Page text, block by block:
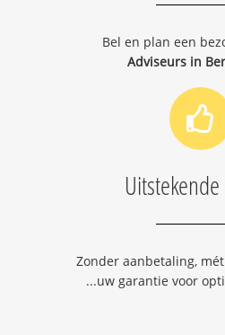
Bel en plan een
Adviseurs in
Zonder aanbetaling,
...uw garantie voor